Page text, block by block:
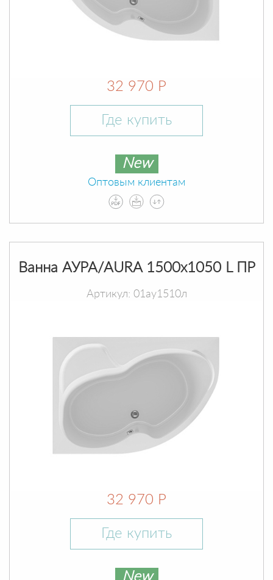
32 970 Р
Где купить
New
Оптовым клиентам
Ванна АУРА/AURA 1500х1050 L ПР
Артикул: 01ау1510л
32 970 Р
Где купить
New